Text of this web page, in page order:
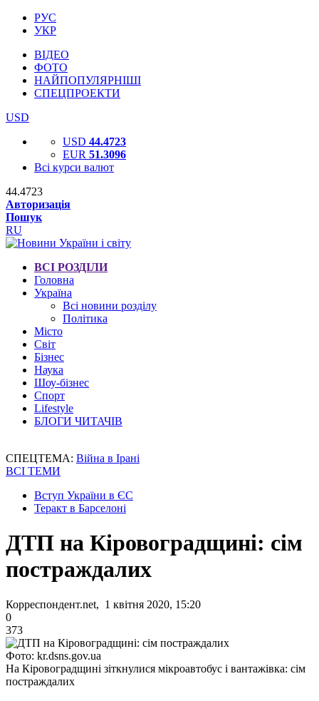
РУС
УКР
ВІДЕО
ФОТО
НАЙПОПУЛЯРНІШІ
СПЕЦПРОЕКТИ
USD
USD 44.4723
EUR 51.3096
Всі курси валют
44.4723
Авторизація
Пошук
RU
ВСІ РОЗДІЛИ
Головна
Україна
Всі новини розділу
Політика
Місто
Світ
Бізнес
Наука
Шоу-бізнес
Спорт
Lifestyle
БЛОГИ ЧИТАЧІВ
СПЕЦТЕМА: Війна в Ірані
ВСІ ТЕМИ
Вступ України в ЄС
Теракт в Барселоні
ДТП на Кіровоградщині: сім
постраждалих
Корреспондент.net, 1 квітня 2020, 15:20
0
373
Фото: kr.dsns.gov.ua
На Кіровоградщині зіткнулися мікроавтобус і вантажівка: сім
постраждалих